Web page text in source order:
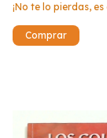
¡No te lo pierdas, es